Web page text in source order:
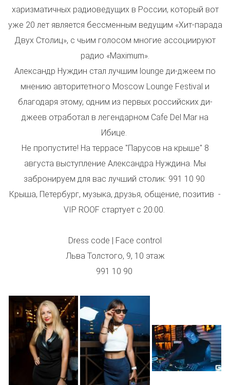
харизматичных радиоведущих в России, который вот
уже 20 лет является бессменным ведущим «Хит-парада
Двух Столиц», с чьим голосом многие ассоциируют
радио «Maximum».
Александр Нуждин стал лучшим lounge ди-джеем по
мнению авторитетного Moscow Lounge Festival и
благодаря этому, одним из первых российских ди-
джеев отработал в легендарном Cafe Del Mar на
Ибице.
Не пропустите! На террасе "Парусов на крыше" 8
августа выступление Александра Нуждина. Мы
забронируем для вас лучший столик: 991 10 90
Крыша, Петербург, музыка, друзья, общение, позитив -
VIP ROOF стартует с 20:00.
Dress code | Face control
Льва Толстого, 9, 10 этаж
991 10 90